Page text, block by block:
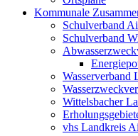
Kommunale
Schulverband
Schulverband
Wasserverband
Wittelsbacher
vhs Landkreis